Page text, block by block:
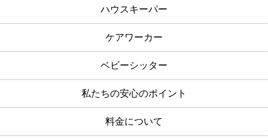
ハウスキーパー
ケアワーカー
ベビーシッター
私たちの安心のポイント
料金について